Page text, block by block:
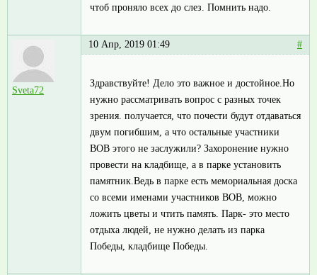
чтоб проняло всех до слез. Помнить надо.
Sveta72
10 Апр, 2019 01:49 #
Здравствуйте! Дело это важное и достойное.Но
нужно рассматривать вопрос с разных точек
зрения. получается, что почести будут отдаваться
двум погибшим, а что остальные участники
ВОВ этого не заслужили? Захоронение нужно
провести на кладбище, а в парке установить
памятник.Ведь в парке есть мемориальная доска
со всеми именами участников ВОВ, можно
ложить цветы и чтить память. Парк- это место
отдыха людей, не нужно делать из парка
Победы, кладбище Победы.